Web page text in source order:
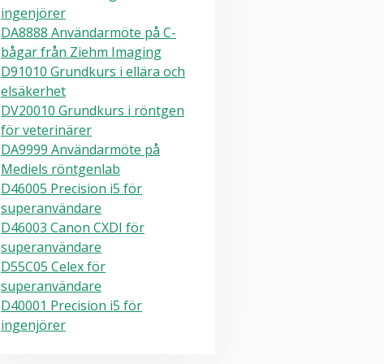
ingenjörer
DA8888 Användarmöte på C-
bågar från Ziehm Imaging
D91010 Grundkurs i ellära och
elsäkerhet
DV20010 Grundkurs i röntgen
för veterinärer
DA9999 Användarmöte på
Mediels röntgenlab
D46005 Precision i5 för
superanvändare
D46003 Canon CXDI för
superanvändare
D55C05 Celex för
superanvändare
D40001 Precision i5 för
ingenjörer